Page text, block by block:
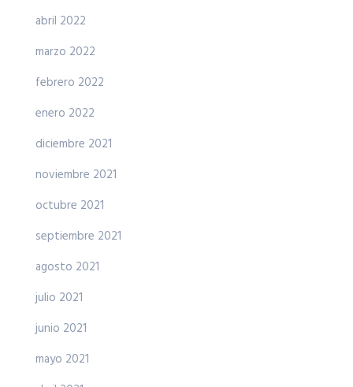
abril 2022
marzo 2022
febrero 2022
enero 2022
diciembre 2021
noviembre 2021
octubre 2021
septiembre 2021
agosto 2021
julio 2021
junio 2021
mayo 2021